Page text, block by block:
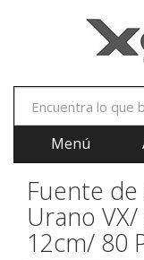
Menú
Fuente
Urano
12cm/ 80